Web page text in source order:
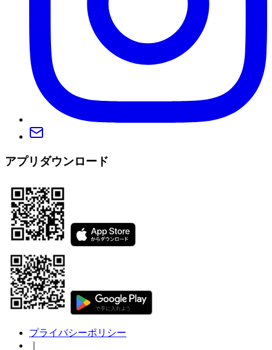
アプリダウンロード
プライバシーポリシー